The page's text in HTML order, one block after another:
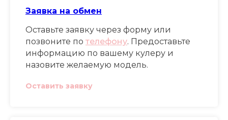
Заявка на обмен
Оставьте заявку через форму или
позвоните по телефону. Предоставьте
информацию по вашему кулеру и
назовите желаемую модель.
Оставить заявку